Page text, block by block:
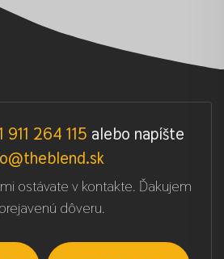
911 264 115 alebo napíšte
ostávate v kontakte. Ďakujem
dôveru.